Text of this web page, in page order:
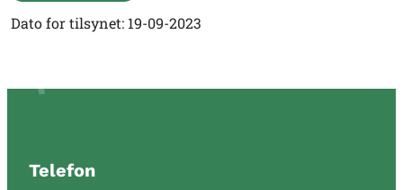
Dato for tilsynet: 19-09-2023
Telefon